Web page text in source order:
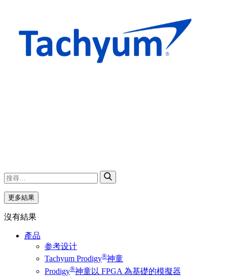
更多結果
沒有結果
產品
参考设计
Tachyum Prodigy®神童
Prodigy®神童以 FPGA 為基礎的模擬器